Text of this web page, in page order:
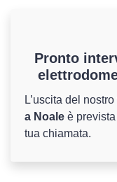
Pronto
L’uscita del nostro
a Noale è
tua chiamata.